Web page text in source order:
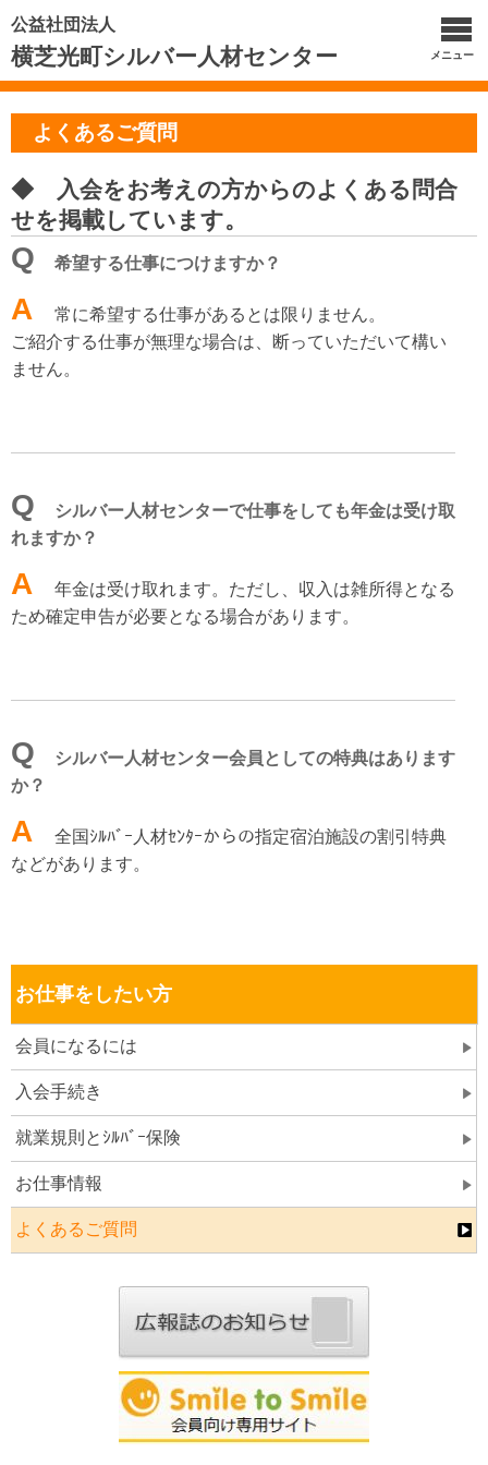
公益社団法人
横芝光町シルバー人材センター メニュー
よくあるご質問
◆ 入会をお考えの方からのよくある問合
せを掲載しています。
Q 希望する仕事につけますか？
A
常に希望する仕事があるとは限りません。
ご紹介する仕事が無理な場合は、断っていただいて構い
ません。
Q
シルバー人材センターで仕事をしても年金は受け取
れますか？
A
年金は受け取れます。ただし、収入は雑所得となる
ため確定申告が必要となる場合があります。
Q
シルバー人材センター会員としての特典はあります
か？
A
全国ｼﾙﾊﾞｰ人材ｾﾝﾀｰからの指定宿泊施設の割引特典
などがあります。
お仕事をしたい方
会員になるには
入会手続き
就業規則とｼﾙﾊﾞｰ保険
お仕事情報
よくあるご質問